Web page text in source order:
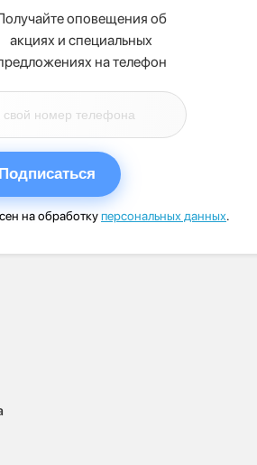
оповещения об
акциях и специальных
на телефон
Подписаться
на обработкуперсональных данных.